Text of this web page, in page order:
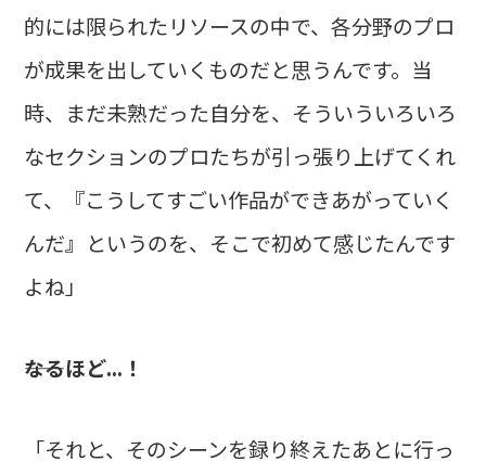
的には限られたリソースの中で、各分野のプロ
が成果を出していくものだと思うんです。当
時、まだ未熟だった自分を、そういういろいろ
なセクションのプロたちが引っ張り上げてくれ
て、『こうしてすごい作品ができあがっていく
んだ』というのを、そこで初めて感じたんです
よね」
――なるほど...！
「それと、そのシーンを録り終えたあとに行っ